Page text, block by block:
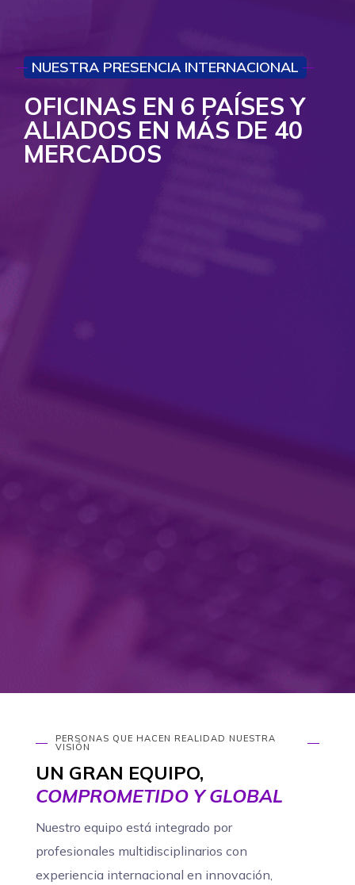
NUESTRA PRESENCIA INTERNACIONAL
OFICINAS EN 6 PAÍSES Y
ALIADOS EN MÁS DE 40
MERCADOS
PERSONAS QUE HACEN REALIDAD NUESTRA
VISIÓN
UN GRAN EQUIPO,
COMPROMETIDO Y GLOBAL
Nuestro equipo está integrado por
profesionales multidisciplinarios con
experiencia internacional en innovación,